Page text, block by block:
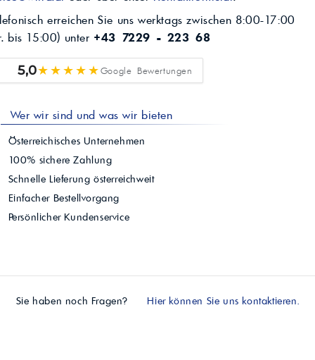
erreichen Sie uns werktags zwischen 8:00-17:00
bis 15:00) unter +43 7229 - 223 68
5,0★★★★★Google Bewertungen
Wer wir sind und was wir bieten
Österreichisches Unternehmen
100% sichere Zahlung
Schnelle Lieferung österreichweit
Einfacher Bestellvorgang
Persönlicher Kundenservice
Sie haben noch Fragen? Hier können Sie uns kontaktieren.